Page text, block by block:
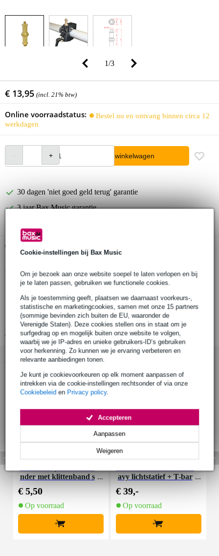
Cookie-instellingen bij Bax Music
Om je bezoek aan onze website soepel te laten verlopen en bij
je te laten passen, gebruiken we functionele cookies.
Als je toestemming geeft, plaatsen we daarnaast voorkeurs-,
statistische en marketingcookies, samen met onze 15 partners
(sommige bevinden zich buiten de EU, waaronder de
Verenigde Staten). Deze cookies stellen ons in staat om je
surfgedrag op en mogelijk buiten onze website te volgen,
waarbij we je IP-adres en unieke gebruikers-ID’s gebruiken
voor herkenning. Zo kunnen we je ervaring verbeteren en
relevante aanbiedingen tonen.
Je kunt je cookievoorkeuren op elk moment aanpassen of
intrekken via de cookie-instellingen rechtsonder of via onze
Cookiebeleid en Privacy policy.
Weigeren
Aanpassen
Accepteren
1/3
€ 13,95 (incl. 21% btw)
Online voorraadstatus:
Bestel nu en ontvang binnen circa 12
werkdagen
In winkelwagen
30 dagen 'niet goed geld terug' garantie
3 jaar Bax Music garantie
Productinformatie
Materialen: messing
Diameter: Ø16 mm
Bekijk alle productspecificaties
Accessoires (9)
nder met klittenband s
€ 5,50
Op voorraad
+
avy lichtstatief + T-bar
€ 39,-
Op voorraad
+